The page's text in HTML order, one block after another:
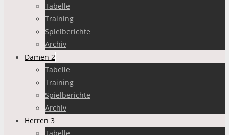
Tabelle
Training
Spielberichte
Archiv
Damen 2
Tabelle
Training
Spielberichte
Archiv
Herren 3